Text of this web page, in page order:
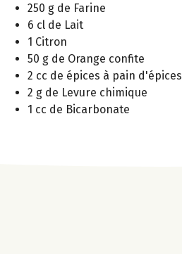
250 g de Farine
6 cl de Lait
1 Citron
50 g de Orange confite
2 cc de épices à pain d'épices
2 g de Levure chimique
1 cc de Bicarbonate